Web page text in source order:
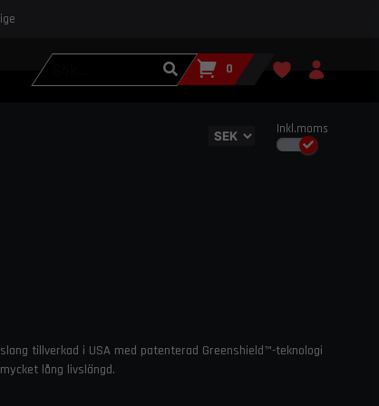
Inkl.moms
0
tillverkad i USA med patenterad Greenshield™-teknologi
lång livslängd.